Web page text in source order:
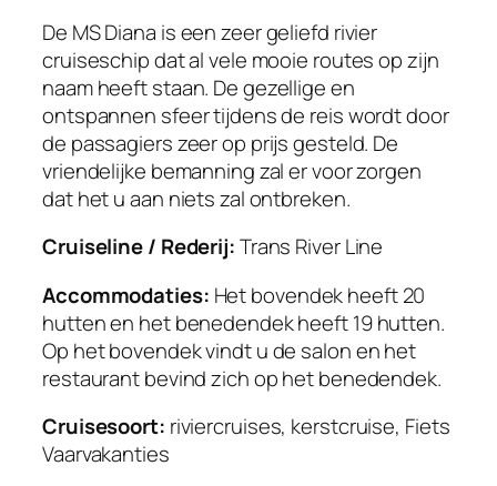
De MS Diana is een zeer geliefd rivier
cruiseschip dat al vele mooie routes op zijn
naam heeft staan. De gezellige en
ontspannen sfeer tijdens de reis wordt door
de passagiers zeer op prijs gesteld. De
vriendelijke bemanning zal er voor zorgen
dat het u aan niets zal ontbreken.
Cruiseline / Rederij:Trans River Line
Accommodaties: Het bovendek heeft 20
hutten en het benedendek heeft 19 hutten.
Op het bovendek vindt u de salon en het
restaurant bevind zich op het benedendek.
Cruisesoort: riviercruises, kerstcruise, Fiets
Vaarvakanties